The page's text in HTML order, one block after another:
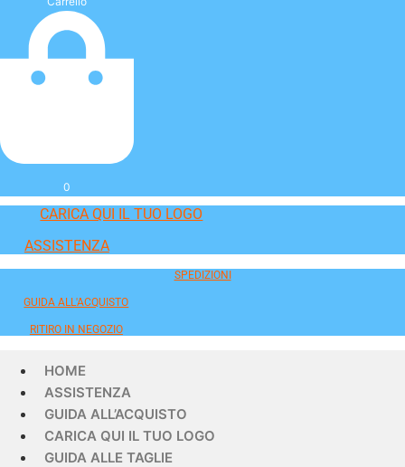
0
CARICA QUI IL TUO LOGO
ASSISTENZA
SPEDIZIONI
GUIDA ALL'ACQUISTO
RITIRO IN NEGOZIO
HOME
ASSISTENZA
GUIDA ALL’ACQUISTO
CARICA QUI IL TUO LOGO
GUIDA ALLE TAGLIE